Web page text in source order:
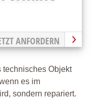
ANFORDERN
technisches Objekt
es im
sondern repariert.